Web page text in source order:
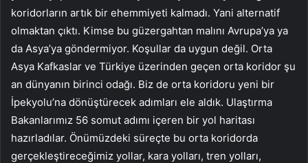
koridorların artık bir ehemmiyeti kalmadı. Yani alternatif
olmaktan çıktı. Kimse bu güzergahtan malını Avrupa’ya ya
da Asya’ya göndermiyor. Koşullar da uygun değil. Orta
Asya Kafkaslar ve Türkiye üzerinden geçen orta koridor şu
an dünyanın birinci odağı. Biz de orta koridoru yeni bir
İpekyolu’na dönüştürecek adımları ele aldık. Ulaştırma
Bakanlarımız 56 somut adımı içeren bir yol haritası
hazırladılar. Önümüzdeki süreçte bu orta koridorda
gerçekleştireceğimiz yollar, kara yolları, tren yolları,